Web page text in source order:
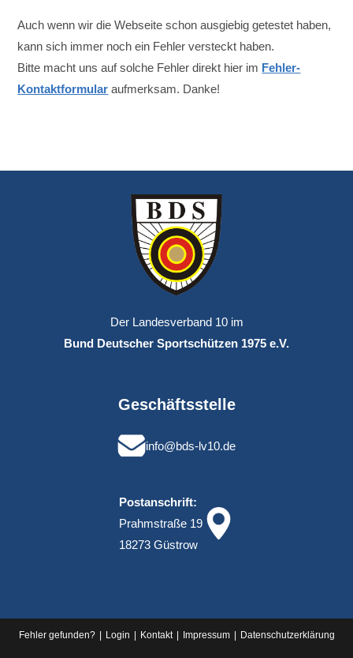
Auch wenn wir die Webseite schon ausgiebig getestet haben,
kann sich immer noch ein Fehler versteckt haben.
Bitte macht uns auf solche Fehler direkt hier im Fehler-
Kontaktformular aufmerksam. Danke!
Der Landesverband 10 im
Bund Deutscher Sportschützen 1975 e.V.
Geschäftsstelle
info@bds-lv10.de
Postanschrift:
Prahmstraße 19
18273 Güstrow
Fehler gefunden? Login Kontakt Impressum Datenschutz­erklärung